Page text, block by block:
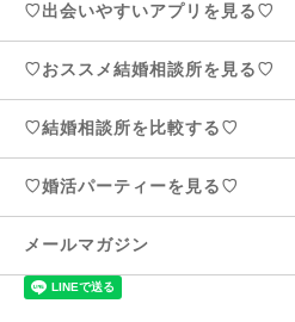
♡出会いやすいアプリを見る♡
♡おススメ結婚相談所を見る♡
♡結婚相談所を比較する♡
♡婚活パーティーを見る♡
メールマガジン